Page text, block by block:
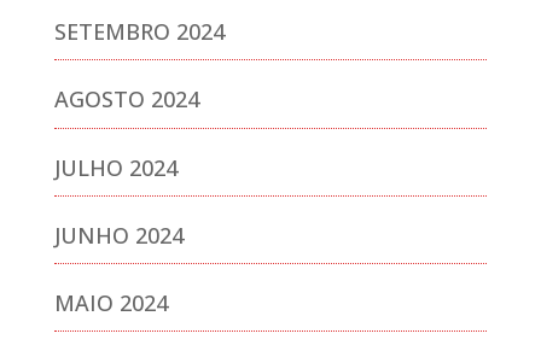
SETEMBRO 2024
AGOSTO 2024
JULHO 2024
JUNHO 2024
MAIO 2024